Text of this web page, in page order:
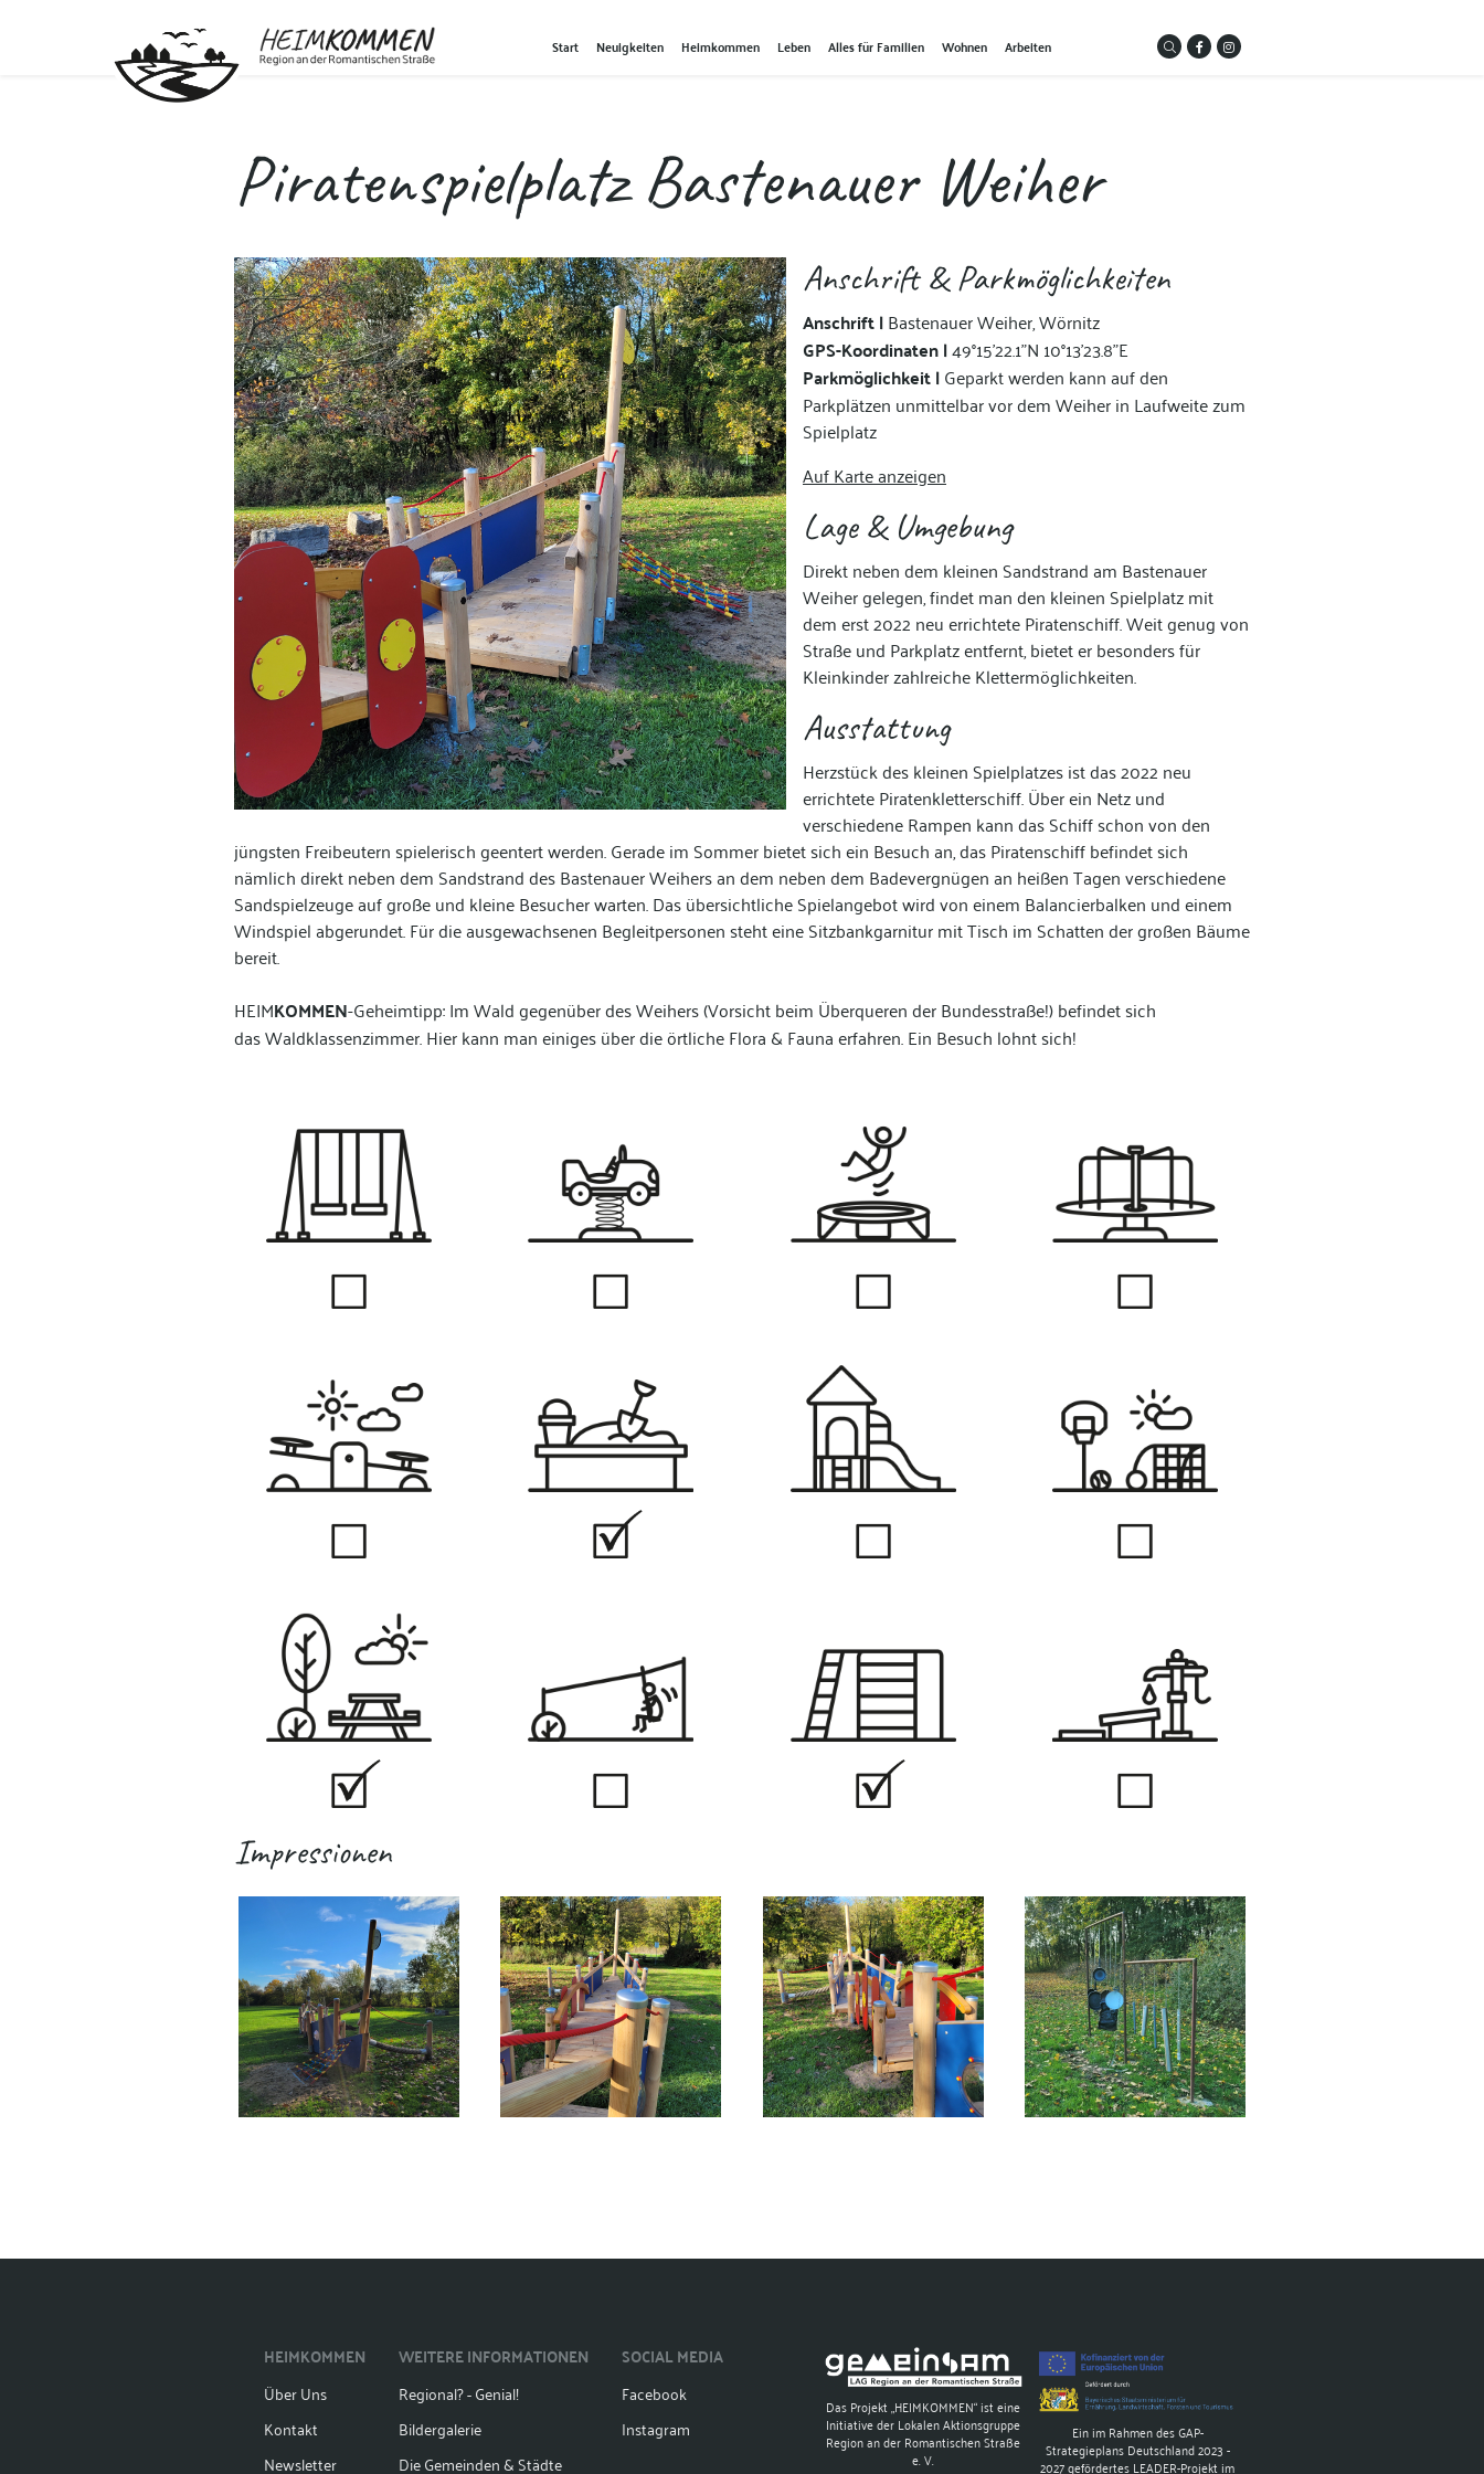
Start Neuigkeiten Heimkommen Leben Alles für Familien Wohnen Arbeiten
Piratenspielplatz Bastenauer Weiher
Anschrift & Parkmöglichkeiten
Anschrift |Bastenauer Weiher, Wörnitz
GPS-Koordinaten |49°15'22.1"N 10°13'23.8"E
Parkmöglichkeit |Geparkt werden kann auf den
Parkplätzen unmittelbar vor dem Weiher in Laufweite zum
Spielplatz
Auf Karte anzeigen
Lage & Umgebung
Direkt neben dem kleinen Sandstrand am Bastenauer
Weiher gelegen, findet man den kleinen Spielplatz mit
dem erst 2022 neu errichtete Piratenschiff. Weit genug von
Straße und Parkplatz entfernt, bietet er besonders für
Kleinkinder zahlreiche Klettermöglichkeiten.
Ausstattung
Herzstück des kleinen Spielplatzes ist das 2022 neu
errichtete Piratenkletterschiff. Über ein Netz und
verschiedene Rampen kann das Schiff schon von den
jüngsten Freibeutern spielerisch geentert werden. Gerade im Sommer bietet sich ein Besuch an, das Piratenschiff befindet sich
nämlich direkt neben dem Sandstrand des Bastenauer Weihers an dem neben dem Badevergnügen an heißen Tagen verschiedene
Sandspielzeuge auf große und kleine Besucher warten. Das übersichtliche Spielangebot wird von einem Balancierbalken und einem
Windspiel abgerundet. Für die ausgewachsenen Begleitpersonen steht eine Sitzbankgarnitur mit Tisch im Schatten der großen Bäume
bereit.
HEIMKOMMEN-Geheimtipp: Im Wald gegenüber des Weihers (Vorsicht beim Überqueren der Bundesstraße!) befindet sich
dasWaldklassenzimmer. Hier kann man einiges über die örtliche Flora & Fauna erfahren. Ein Besuch lohnt sich!
Impressionen.
HEIMKOMMEN
Über Uns
Kontakt
Newsletter
WEITERE INFORMATIONEN
Regional? - Genial!
Bildergalerie
Die Gemeinden & Städte
SOCIAL MEDIA
Facebook
Instagram
Das Projekt „HEIMKOMMEN“ ist eine
Initiative der Lokalen Aktionsgruppe
Region an der Romantischen Straße
e. V.
Ein im Rahmen des GAP-
Strategieplans Deutschland 2023 -
2027 gefördertes LEADER-Projekt im